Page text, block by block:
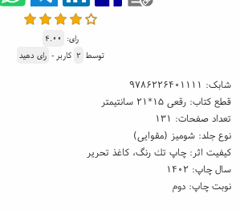
رای: ۴.۰۰
توسط ۲ کاربر - رای دهید
شابک: ۹۷۸۶۲۲۶۴۰۱۱۱۱
قطع کتاب: رقعی ۱۵*۲۱ سانتیمتر
تعداد صفحات: ۱۳۱
نوع جلد: شومیز (مقوایی)
کیفیت اثر: چاپ تك رنگ، کاغذ تحریر
سال چاپ: ۱۴۰۲
نوبت چاپ: دوم